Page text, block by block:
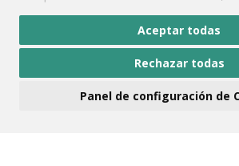
mejorar el funcionamiento de la
Si acepta pulsando el botón
consideramos que acepta su uso. Si
ninguna acción, se guardarán las
Aceptar todas
Rechazar todas
Panel de configuración de